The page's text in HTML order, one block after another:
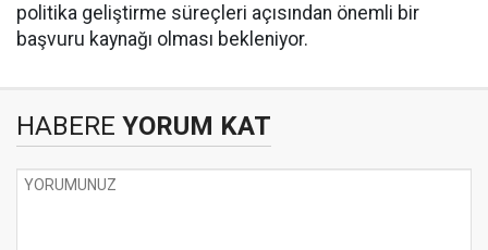
politika geliştirme süreçleri açısından önemli bir
başvuru kaynağı olması bekleniyor.
HABERE YORUM KAT